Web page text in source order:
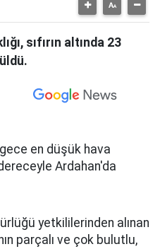
sıfırın altında 23
en düşük hava
dereceyle Ardahan'da
yetkililerinden alınan
parçalı ve çok bulutlu,